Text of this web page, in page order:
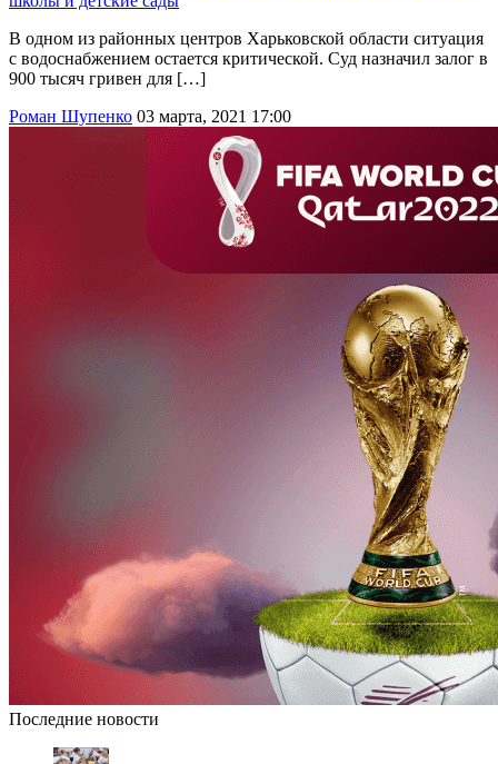
В одном из районных центров Харьковской области ситуация
с водоснабжением остается критической. Суд назначил залог в
900 тысяч гривен для […]
Роман Шупенко 03 марта, 2021 17:00
Последние новости